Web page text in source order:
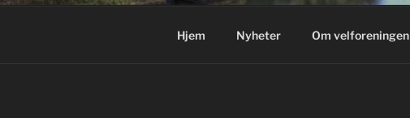
Hjem Nyheter Om velforeningen